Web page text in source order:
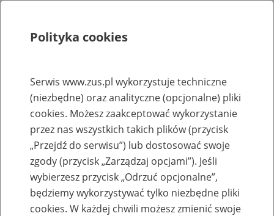
Rejestry, ewidencje i archiwa
Baza zlikwidowanych lub
przekształconych zakładów pracy
Nazwa zakładu pracy:
Polityka cookies
Serwis www.zus.pl wykorzystuje techniczne
(niezbędne) oraz analityczne (opcjonalne) pliki
cookies. Możesz zaakceptować wykorzystanie
przez nas wszystkich takich plików (przycisk
„Przejdź do serwisu”) lub dostosować swoje
zgody (przycisk „Zarządzaj opcjami”). Jeśli
wybierzesz przycisk „Odrzuć opcjonalne”,
będziemy wykorzystywać tylko niezbędne pliki
cookies. W każdej chwili możesz zmienić swoje